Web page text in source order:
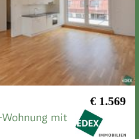
€ 1.569
Wohnung mit